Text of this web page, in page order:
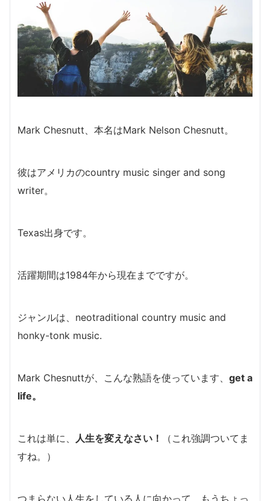
Mark Chesnutt、本名はMark Nelson Chesnutt。
彼はアメリカのcountry music singer and song
writer。
Texas出身です。
活躍期間は1984年から現在までですが。
ジャンルは、neotraditional country music and
honky-tonk music.
Mark Chesnuttが、こんな熟語を使っています、 get a
life。
これは単に、 人生を変えなさい！
（これ強調ついてま
すね。）
つまらない人生をしている人に向かって、もうちょっ